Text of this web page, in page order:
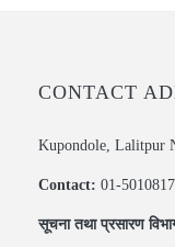
CONTACT
Kupondole, Lalitpur
Contact: 01-
सूचना तथा प्रसारण